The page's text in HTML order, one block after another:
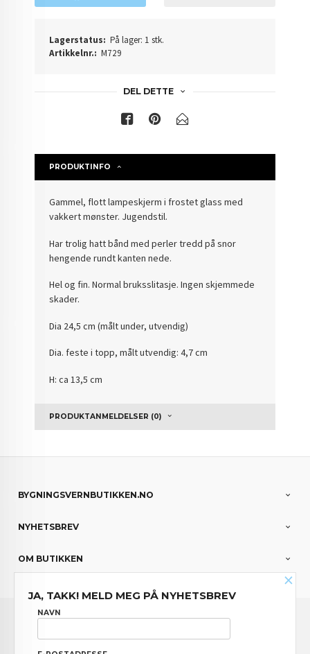
Lagerstatus: På lager: 1 stk.
Artikkelnr.: M729
DEL DETTE
PRODUKTINFO
Gammel, flott lampeskjerm i frostet glass med
vakkert mønster. Jugendstil.
Har trolig hatt bånd med perler tredd på snor
hengende rundt kanten nede.
Hel og fin. Normal bruksslitasje. Ingen skjemmede
skader.
Dia 24,5 cm (målt under, utvendig)
Dia. feste i topp, målt utvendig: 4,7 cm
H: ca 13,5 cm
PRODUKTANMELDELSER (0)
BYGNINGSVERNBUTIKKEN.NO
NYHETSBREV
OM BUTIKKEN
FRAKT
NYHETSBREV
×
JA, TAKK! MELD MEG PÅ NYHETSBREV
NAVN